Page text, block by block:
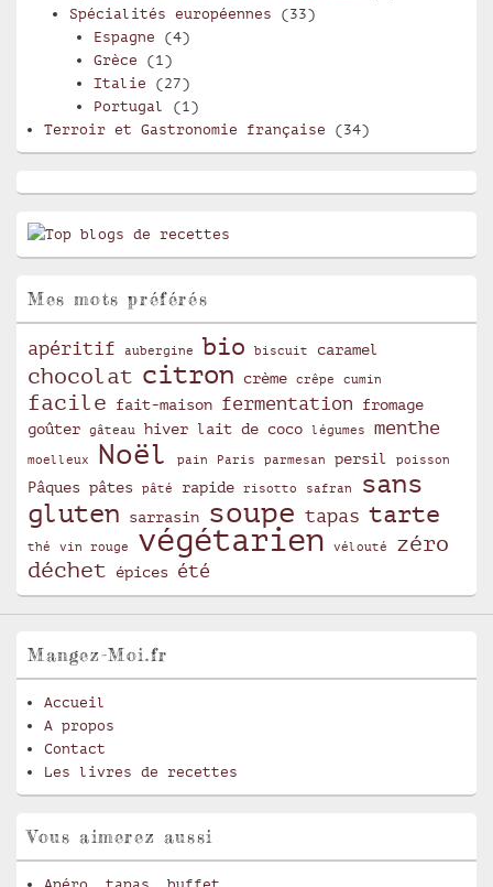
Spécialités européennes (33)
Espagne (4)
Grèce (1)
Italie (27)
Portugal
(1)
Terroir et Gastronomie française (34)
Mes mots préférés
apéritif aubergine bio biscuit caramel
chocolat citron crème crêpe cumin
facile fait-maison fermentation
fromage
goûter
gâteau hiver lait de coco légumes menthe
moelleux Noël pain Paris parmesan persil poisson
Pâques pâtes pâté rapide risotto safran
sans
gluten
sarrasin soupe tapas tarte
thé vin rouge végétarien vélouté
zéro
déchet
épices été
Mangez-Moi.fr
Accueil
A propos
Contact
Les livres de recettes
Vous aimerez aussi